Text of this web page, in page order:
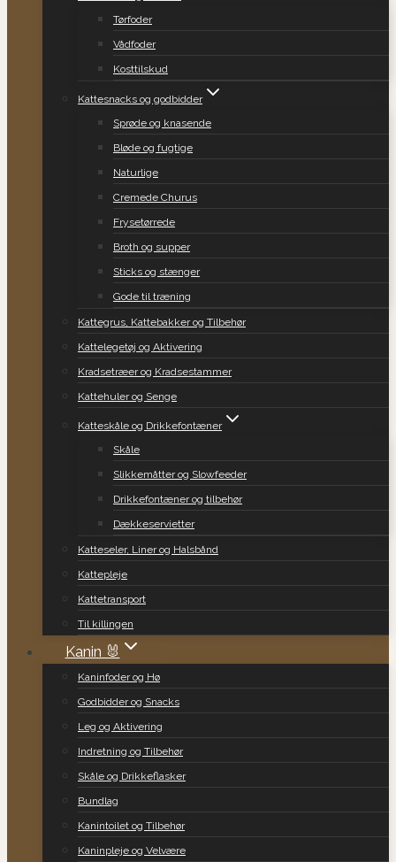
Tørfoder
Vådfoder
Kosttilskud
Kattesnacks og godbidder
Sprøde og knasende
Bløde og fugtige
Naturlige
Cremede Churus
Frysetørrede
Broth og supper
Sticks og stænger
Gode til træning
Kattegrus, Kattebakker og Tilbehør
Kattelegetøj og Aktivering
Kradsetræer og Kradsestammer
Kattehuler og Senge
Katteskåle og Drikkefontæner
Skåle
Slikkemåtter og Slowfeeder
Drikkefontæner og tilbehør
Dækkeservietter
Katteseler, Liner og Halsbånd
Kattepleje
Kattetransport
Til killingen
Kanin 🐰
Kaninfoder og Hø
Godbidder og Snacks
Leg og Aktivering
Indretning og Tilbehør
Skåle og Drikkeflasker
Bundlag
Kanintoilet og Tilbehør
Kaninpleje og Velvære